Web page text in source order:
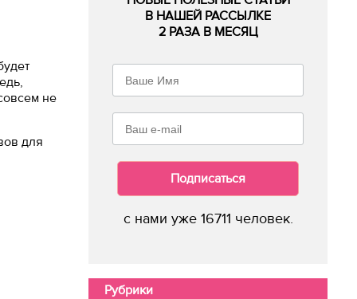
не
для
В НАШЕЙ РАССЫЛКЕ
2 РАЗА В МЕСЯЦ
Подписаться
с нами уже 16711 человек.
Рубрики